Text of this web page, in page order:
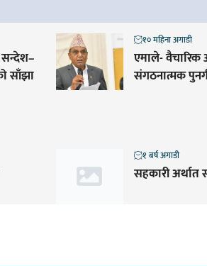
साँझा
एमाले- वैचारिक
संगठनात्मक
१० महिना अगाडी
सहकारी अर्थात
१ बर्ष अगाडी